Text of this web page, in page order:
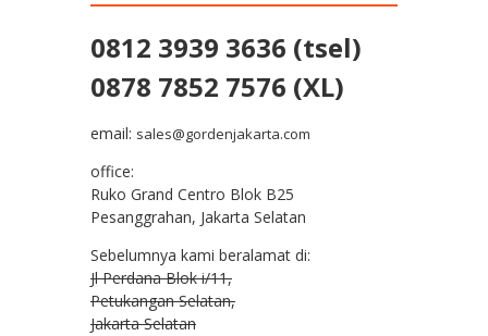
0812 3939 3636 (tsel)
0878 7852 7576 (XL)
email: sales@gordenjakarta.com
office:
Ruko Grand Centro Blok B25
Pesanggrahan, Jakarta Selatan
Sebelumnya kami beralamat di:
Jl Perdana Blok i/11,
Petukangan Selatan,
Jakarta Selatan